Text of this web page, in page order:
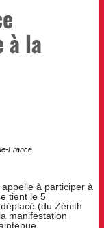
à la
France
appelle à participer à
tient le 5
(du Zénith
manifestation